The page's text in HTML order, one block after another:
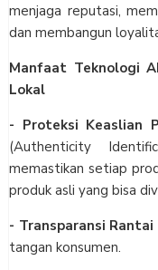
menjaga reputasi,
dan membangun
Manfaat Teknologi
Lokal
- Proteksi Keaslian
(Authenticity
memastikan setiap
produk asli yang bisa
- Transparansi
tangan konsumen.